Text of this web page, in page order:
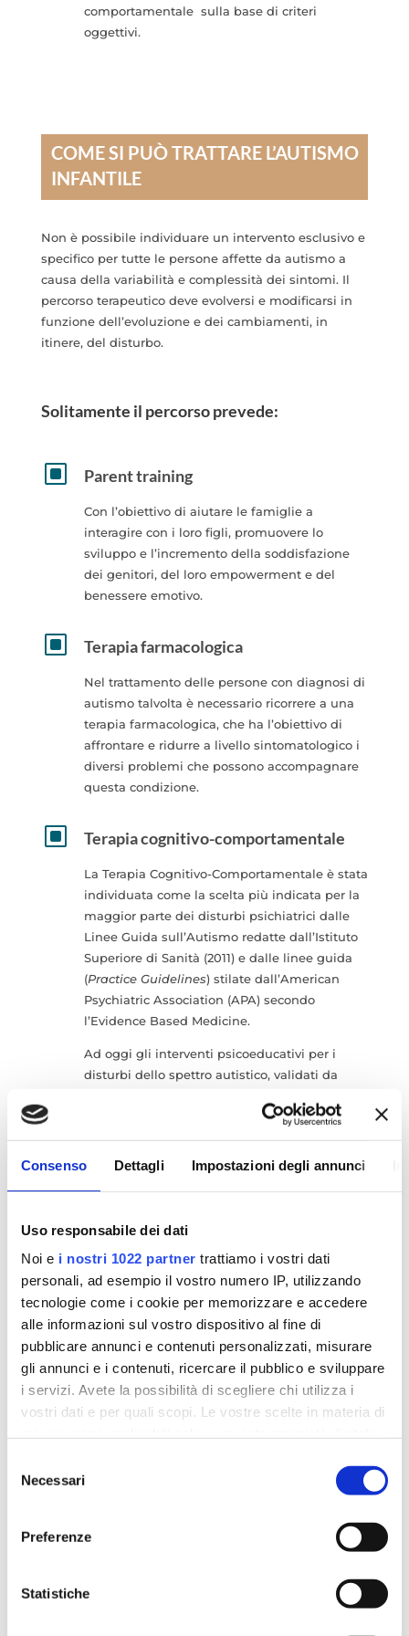
Consenso Dettagli Impostazioni degli annunci
Uso responsabile dei dati
Noi e i nostri 1022 partner trattiamo i vostri dati
personali, ad esempio il vostro numero IP, utilizzando
tecnologie come i cookie per memorizzare e accedere
alle informazioni sul vostro dispositivo al fine di
pubblicare annunci e contenuti personalizzati, misurare
gli annunci e i contenuti, ricercare il pubblico e sviluppare
i servizi. Avete la possibilità di scegliere chi utilizza i
vostri dati e per quali scopi. Le vostre scelte in materia di
modificare o revocare il proprio consenso in qualsiasi
momento dalla Dichiarazione sui cookie o facendo clic
raccogliere informazioni sulla tua posizione
geografica, con un'approssimazione di qualche
delNecessari
Preferenze
Statistiche
comportamentale sulla base di criteri
oggettivi.
COME SI PUÒ TRATTARE L’AUTISMO
INFANTILE
Non è possibile individuare un intervento esclusivo e
specifico per tutte le persone affette da autismo a
causa della variabilità e complessità dei sintomi. Il
percorso terapeutico deve evolversi e modificarsi in
funzione dell’evoluzione e dei cambiamenti, in
itinere, del disturbo.
Solitamente il percorso prevede:
W Parent training
Con l’obiettivo di aiutare le famiglie a
interagire con i loro figli, promuovere lo
sviluppo e l’incremento della soddisfazione
dei genitori, del loro empowerment e del
benessere emotivo.
W Terapia farmacologica
Nel trattamento delle persone con diagnosi di
autismo talvolta è necessario ricorrere a una
terapia farmacologica, che ha l’obiettivo di
affrontare e ridurre a livello sintomatologico i
diversi problemi che possono accompagnare
questa condizione.
W Terapia cognitivo-comportamentale
La Terapia Cognitivo-Comportamentale è stata
individuata come la scelta più indicata per la
maggior parte dei disturbi psichiatrici dalle
Linee Guida sull’Autismo redatte dall’Istituto
Superiore di Sanità (2011) e dalle linee guida
(Practice Guidelines) stilate dall’American
Psychiatric Association (APA) secondo
l’Evidence Based Medicine.
Ad oggi gli interventi psicoeducativi per i
disturbi dello spettro autistico, validati da
riferimento a una cornice teorica di
stampo cognitivo-comportamentale,
finalizzati a modificare il comportamento
disfunzionali.
Équipe multidisciplinare e
multiprofessionale:
9
9 PSICOLOGO
9 LOGOPEDISTA